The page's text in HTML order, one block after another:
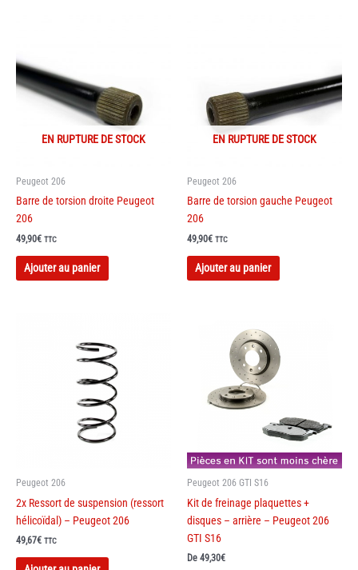
EN RUPTURE DE STOCK
Peugeot 206
Barre de torsion droite Peugeot
206
49,90€ TTC
Ajouter au panier
Ce
produit
Les
options
peuvent
être
choisies
sur
produit
EN RUPTURE DE STOCK
Peugeot 206
Barre de torsion gauche Peugeot
206
49,90€ TTC
Ajouter au panier
Ce
produit
Les
options
choisies
sur
la
page
produit
Peugeot 206
2x Ressort de suspension (ressort
hélicoïdal) – Peugeot 206
49,67€ TTC
Peugeot 206 GTI S16
Kit de freinage plaquettes +
disques – arrière – Peugeot 206
GTI S16
De 49,30€